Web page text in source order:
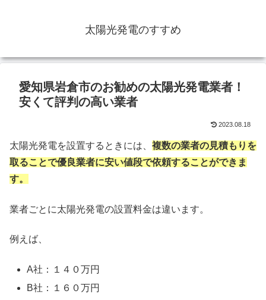
太陽光発電のすすめ
愛知県岩倉市のお勧めの太陽光発電業者！
安くて評判の高い業者
2023.08.18
太陽光発電を設置するときには、 複数の業者の見積もりを
取ることで優良業者に安い値段で依頼することができま
す。
業者ごとに太陽光発電の設置料金は違います。
例えば、
A社：１４０万円
B社：１６０万円